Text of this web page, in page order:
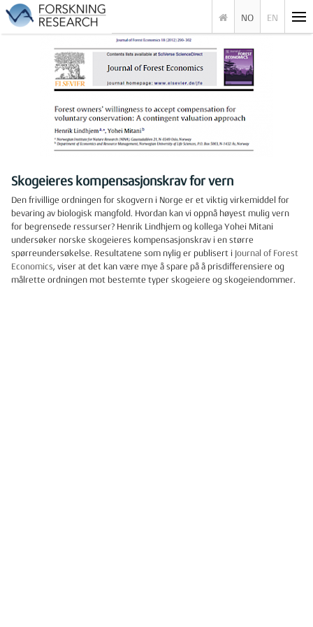
NO EN
Skogeieres kompensasjonskrav for vern
Den frivillige ordningen for skogvern i Norge er et viktig virkemiddel for
bevaring av biologisk mangfold. Hvordan kan vi oppnå høyest mulig vern
for begrensede ressurser? Henrik Lindhjem og kollega Yohei Mitani
undersøker norske skogeieres kompensasjonskrav i en større
spørreundersøkelse. Resultatene som nylig er publisert i Journal of Forest
Economics, viser at det kan være mye å spare på å prisdifferensiere og
målrette ordningen mot bestemte typer skogeiere og skogeiendommer.